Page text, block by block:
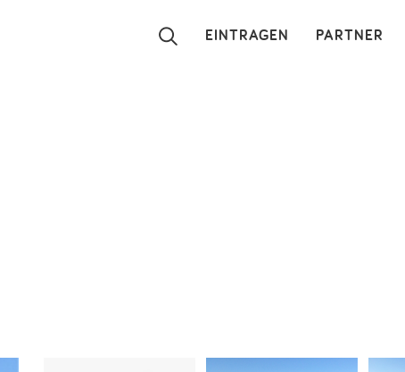
PARTNER
EINTRAGEN